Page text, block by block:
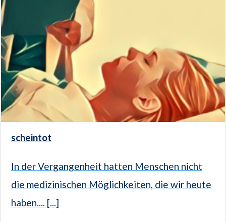
scheintot
In der Vergangenheit hatten Menschen nicht
die medizinischen Möglichkeiten, die wir heute
haben.... [...]